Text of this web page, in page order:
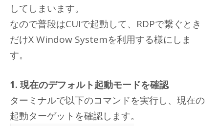
してしまいます。
なので普段はCUIで起動して、RDPで繋ぐとき
だけX Window Systemを利用する様にしま
す。
1. 現在のデフォルト起動モードを確認
ターミナルで以下のコマンドを実行し、現在の
起動ターゲットを確認します。